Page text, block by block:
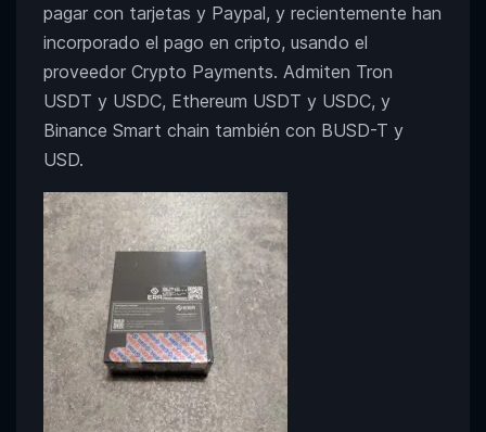
pagar con tarjetas y Paypal, y recientemente han
incorporado el pago en cripto, usando el
proveedor Crypto Payments. Admiten Tron
USDT y USDC, Ethereum USDT y USDC, y
Binance Smart chain también con BUSD-T y
USD.